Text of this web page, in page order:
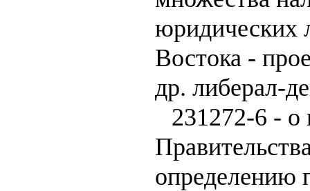
юридических
Востока -
др. либерал-
231272-6 - о
определению